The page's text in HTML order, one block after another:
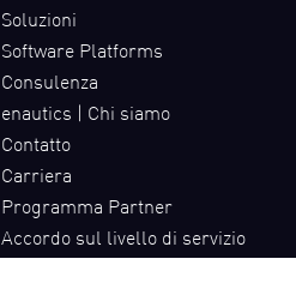
Soluzioni
Software Platforms
Consulenza
enautics | Chi siamo
Contatto
Carriera
Programma Partner
Accordo sul livello di servizio